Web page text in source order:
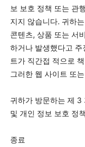
보 보호 정책 또는 관
지지 않습니다. 귀하
콘텐츠, 상품 또는 서
하거나 발생했다고
트가 직간접 적으로
그러한 웹 사이트 또
귀하가 방문하는 제 3
및 개인 정보 보호 정
종료